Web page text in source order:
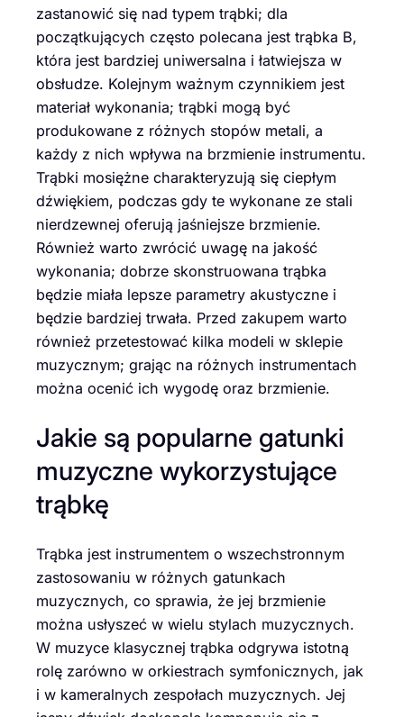
zastanowić się nad typem trąbki; dla
początkujących często polecana jest trąbka B,
która jest bardziej uniwersalna i łatwiejsza w
obsłudze. Kolejnym ważnym czynnikiem jest
materiał wykonania; trąbki mogą być
produkowane z różnych stopów metali, a
każdy z nich wpływa na brzmienie instrumentu.
Trąbki mosiężne charakteryzują się ciepłym
dźwiękiem, podczas gdy te wykonane ze stali
nierdzewnej oferują jaśniejsze brzmienie.
Również warto zwrócić uwagę na jakość
wykonania; dobrze skonstruowana trąbka
będzie miała lepsze parametry akustyczne i
będzie bardziej trwała. Przed zakupem warto
również przetestować kilka modeli w sklepie
muzycznym; grając na różnych instrumentach
można ocenić ich wygodę oraz brzmienie.
Jakie są popularne gatunki
muzyczne wykorzystujące
trąbkę
Trąbka jest instrumentem o wszechstronnym
zastosowaniu w różnych gatunkach
muzycznych, co sprawia, że jej brzmienie
można usłyszeć w wielu stylach muzycznych.
W muzyce klasycznej trąbka odgrywa istotną
rolę zarówno w orkiestrach symfonicznych, jak
i w kameralnych zespołach muzycznych. Jej